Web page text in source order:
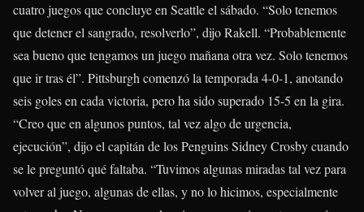
cuatro juegos que concluye en Seattle el sábado. “Solo tenemos
que detener el sangrado, resolverlo”, dijo Rakell. “Probablemente
sea bueno que tengamos un juego mañana otra vez. Solo tenemos
que ir tras él”. Pittsburgh comenzó la temporada 4-0-1, anotando
seis goles en cada victoria, pero ha sido superado 15-5 en la gira.
“Creo que en algunos puntos, tal vez algo de urgencia,
ejecución”, dijo el capitán de los PenguinsSidney Crosbycuando
se le preguntó qué faltaba. “Tuvimos algunas miradas tal vez para
volver al juego, algunas de ellas, y no lo hicimos, especialmente